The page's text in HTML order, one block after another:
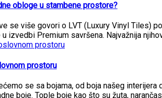
obloge u stambene prostore?
se više govori o LVT (Luxury Vinyl Tiles)
izvedbi Premium savršena. Najvažnija
prostoru
se sa bojama, od boja našeg
boje. Tople boje kao što su žuta,